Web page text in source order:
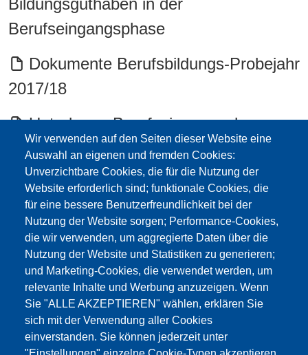
Wir verwenden auf den Seiten dieser Website eine
Auswahl an eigenen und fremden Cookies:
Unverzichtbare Cookies, die für die Nutzung der
Website erforderlich sind; funktionale Cookies, die
für eine bessere Benutzerfreundlichkeit bei der
Nutzung der Website sorgen; Performance-Cookies,
die wir verwenden, um aggregierte Daten über die
Nutzung der Website und Statistiken zu generieren;
und Marketing-Cookies, die verwendet werden, um
relevante Inhalte und Werbung anzuzeigen. Wenn
Sie "ALLE AKZEPTIEREN" wählen, erklären Sie
sich mit der Verwendung aller Cookies
einverstanden. Sie können jederzeit unter
Bildungsguthaben in der
Berufseingangsphase
Dokumente Berufsbildungs-Probejahr
2017/18
Unterlagen Berufseingangsphase
2017/18 Documenti periodo di
inserimento professionale
Delibera 10/2017 anno di
prova/formazion Beschluss Probe-
Berufsbildung 2017
Mitteilung Schulamt Berufsbildung-
und Probejahr 2016/17